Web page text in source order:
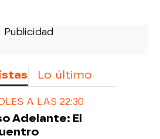
Lo último
A LAS 22:30
Adelante: El